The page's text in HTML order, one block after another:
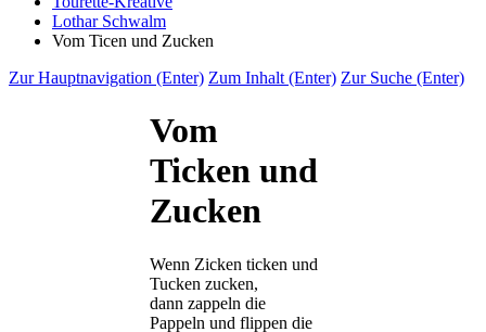
Lothar Schwalm
Vom Ticen und Zucken
Zur Hauptnavigation (Enter) Zum Inhalt (Enter) Zur Suche (Enter)
Vom
Ticken und
Zucken
Wenn Zicken ticken und
Tucken zucken,
dann zappeln die
Pappeln und flippen die